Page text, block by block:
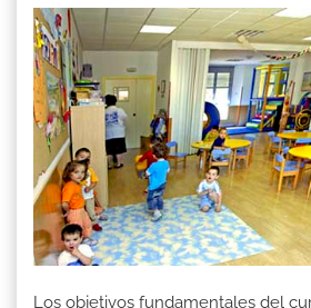
Los objetivos fundamentales del